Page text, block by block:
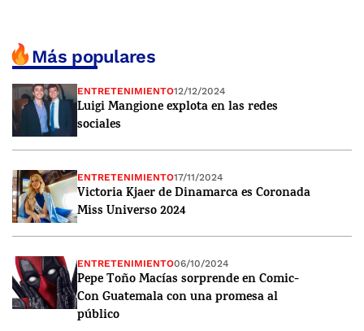
Más populares
ENTRETENIMIENTO12/12/2024
Luigi Mangione explota en las redes
sociales
ENTRETENIMIENTO17/11/2024
Victoria Kjaer de Dinamarca es Coronada
Miss Universo 2024
ENTRETENIMIENTO06/10/2024
Pepe Toño Macías sorprende en Comic-
Con Guatemala con una promesa al
público